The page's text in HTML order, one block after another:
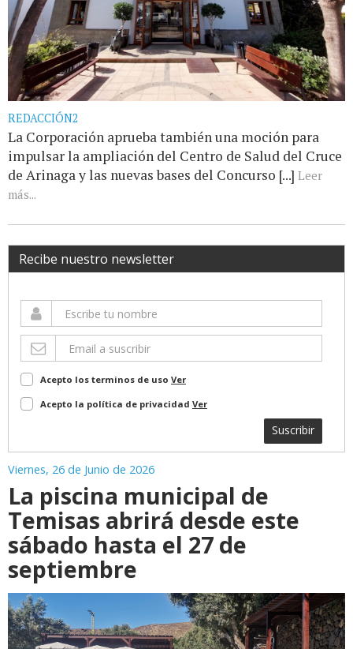
REDACCIÓN2
La Corporación aprueba también una moción para
impulsar la ampliación del Centro de Salud del Cruce
de Arinaga y las nuevas bases del Concurso [...] Leer
más...
Recibe nuestro newsletter
Acepto los terminos de uso Ver
Acepto la política de privacidad Ver
Suscribir
Viernes, 26 de Junio de 2026
La piscina municipal de
Temisas abrirá desde este
sábado hasta el 27 de
septiembre